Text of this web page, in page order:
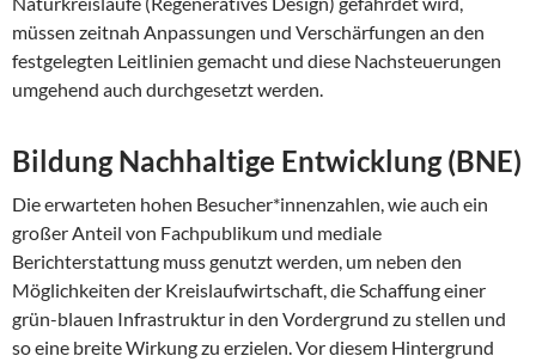
müssen zeitnah Anpassungen und Verschärfungen an den
festgelegten Leitlinien gemacht und diese Nachsteuerungen
umgehend auch durchgesetzt werden.
Bildung Nachhaltige Entwicklung (BNE)
Die erwarteten hohen Besucher*innenzahlen, wie auch ein
großer Anteil von Fachpublikum und mediale
Berichterstattung muss genutzt werden, um neben den
Möglichkeiten der Kreislaufwirtschaft, die Schaffung einer
grün-blauen Infrastruktur in den Vordergrund zu stellen und
so eine breite Wirkung zu erzielen. Vor diesem Hintergrund